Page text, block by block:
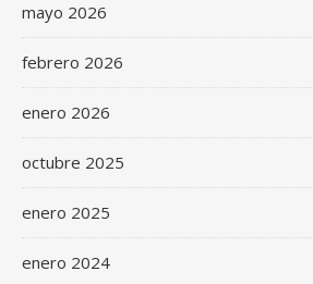
mayo 2026
febrero 2026
enero 2026
octubre 2025
enero 2025
enero 2024